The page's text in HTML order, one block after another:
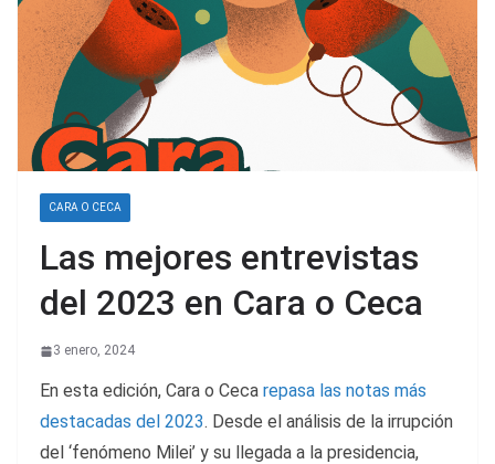
CARA O CECA
Las mejores entrevistas
del 2023 en Cara o Ceca
3 enero, 2024
En esta edición, Cara o Ceca repasa las notas más
destacadas del 2023. Desde el análisis de la irrupción
del ‘fenómeno Milei’ y su llegada a la presidencia,